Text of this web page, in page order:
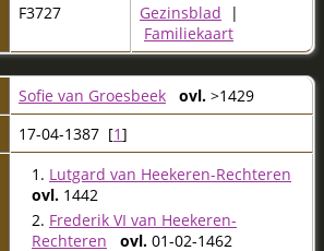
F3727 Gezinsblad |
Familiekaart
Sofie van Groesbeek ovl. >1429
17-04-1387 [1]
1. Lutgard van Heekeren-Rechteren
ovl. 1442
2. Frederik VI van Heekeren-
Rechteren
ovl. 01-02-1462